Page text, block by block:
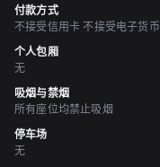
付款方式
不接受信用卡 不接受电子货币
个人包厢
无
吸烟与禁烟
所有座位均禁止吸烟
停车场
无